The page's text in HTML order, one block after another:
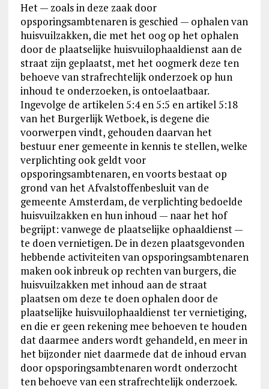
Het — zoals in deze zaak door
opsporingsambtenaren is geschied — ophalen van
huisvuilzakken, die met het oog op het ophalen
door de plaatselijke huisvuilophaaldienst aan de
straat zijn geplaatst, met het oogmerk deze ten
behoeve van strafrechtelijk onderzoek op hun
inhoud te onderzoeken, is ontoelaatbaar.
Ingevolge de artikelen 5:4 en 5:5 en artikel 5:18
van het Burgerlijk Wetboek, is degene die
voorwerpen vindt, gehouden daarvan het
bestuur ener gemeente in kennis te stellen, welke
verplichting ook geldt voor
opsporingsambtenaren, en voorts bestaat op
grond van het Afvalstoffenbesluit van de
gemeente Amsterdam, de verplichting bedoelde
huisvuilzakken en hun inhoud — naar het hof
begrijpt: vanwege de plaatselijke ophaaldienst —
te doen vernietigen. De in dezen plaatsgevonden
hebbende activiteiten van opsporingsambtenaren
maken ook inbreuk op rechten van burgers, die
huisvuilzakken met inhoud aan de straat
plaatsen om deze te doen ophalen door de
plaatselijke huisvuilophaaldienst ter vernietiging,
en die er geen rekening mee behoeven te houden
dat daarmee anders wordt gehandeld, en meer in
het bijzonder niet daarmede dat de inhoud ervan
door opsporingsambtenaren wordt onderzocht
ten behoeve van een strafrechtelijk onderzoek.